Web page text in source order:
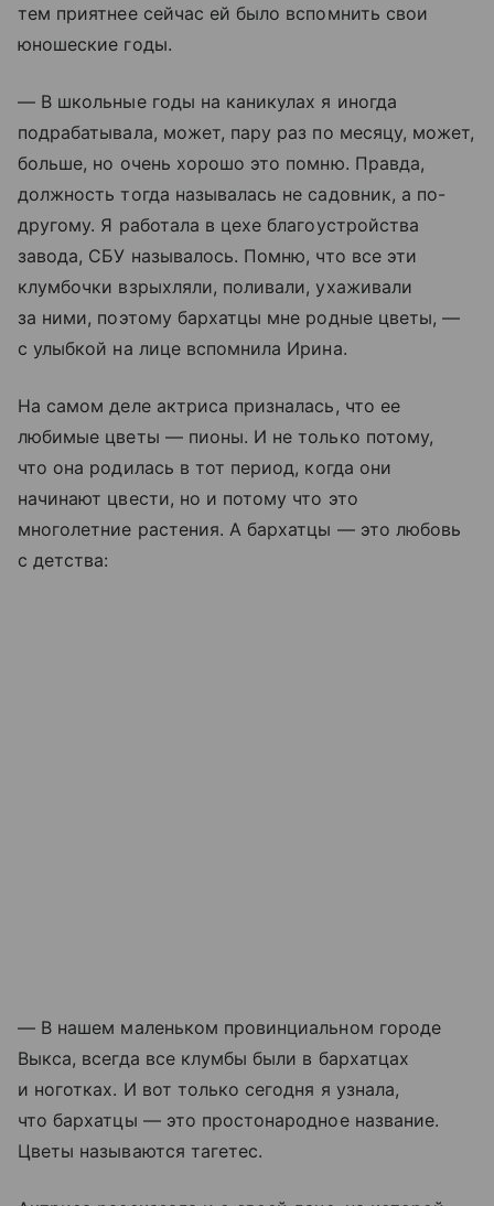
тем приятнее сейчас ей было вспомнить свои
юношеские годы.
— В школьные годы на каникулах я иногда
подрабатывала, может, пару раз по месяцу, может,
больше, но очень хорошо это помню. Правда,
должность тогда называлась не садовник, а по-
другому. Я работала в цехе благоустройства
завода, СБУ называлось. Помню, что все эти
клумбочки взрыхляли, поливали, ухаживали
за ними, поэтому бархатцы мне родные цветы, —
с улыбкой на лице вспомнила Ирина.
На самом деле актриса призналась, что ее
любимые цветы — пионы. И не только потому,
что она родилась в тот период, когда они
начинают цвести, но и потому что это
многолетние растения. А бархатцы — это любовь
с детства:
— В нашем маленьком провинциальном городе
Выкса, всегда все клумбы были в бархатцах
и ноготках. И вот только сегодня я узнала,
что бархатцы — это простонародное название.
Цветы называются тагетес.